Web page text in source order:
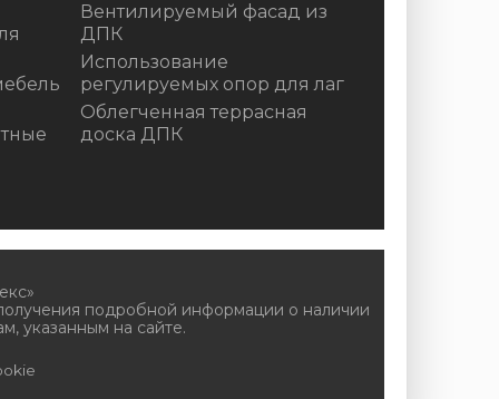
Вентилируемый фасад из
ДПК
Использование
регулируемых опор для лаг
Облегченная террасная
доска ДПК
подробной информации о наличии
указанным на сайте.